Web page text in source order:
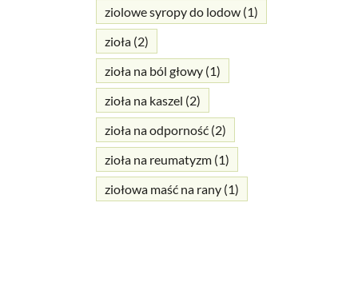
ziolowe syropy do lodow(1)
zioła(2)
zioła na ból głowy(1)
zioła na kaszel (2)
zioła na odporność(2)
zioła na reumatyzm(1)
ziołowa maść na rany(1)